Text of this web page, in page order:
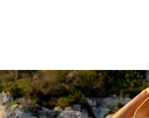
Die Mittelstrecken